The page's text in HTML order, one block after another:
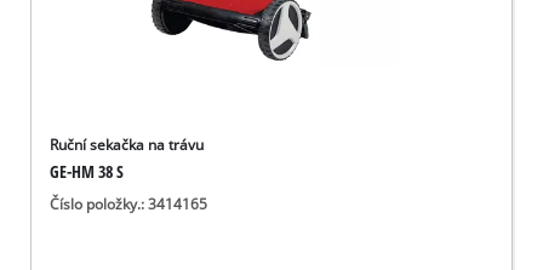
Ruční sekačka na trávu
GE-HM 38 S
Číslo položky.: 3414165